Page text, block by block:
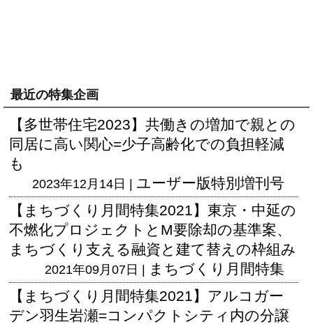
最近の特集企画
【多世帯住宅2023】共働きの増加で親との
同居に高い関心=少子高齢化での負担軽減
も
2023年12月14日 | ユーザー版特別増刊号
【まちづくり月間特集2021】東京・中延の
不燃化プロジェクトとM要除却の基準案、
まちづくり支える融資と建て替えの枠組み
2021年09月07日 | まちづくり月間特集
【まちづくり月間特集2021】アルコガー
デン羽生岩瀬=コンパクトシティ内の分譲